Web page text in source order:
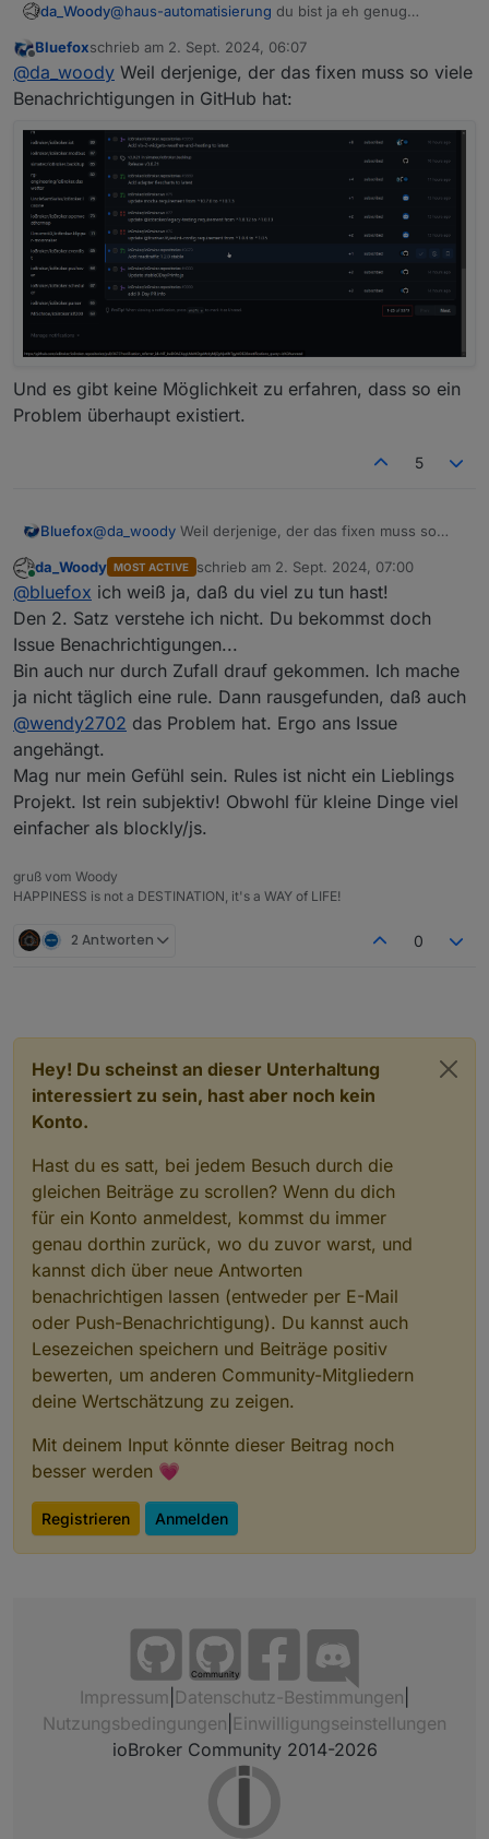
da_Woody@haus-automatisierung du bist ja eh genug
die frage ist halt, warum sich da nichts tut.
Offline
Bluefoxschrieb am 2. Sept. 2024, 06:07
zuletzt editiert von
@da_woody Weil derjenige, der das fixen muss so viele
Benachrichtigungen in GitHub hat:
Und es gibt keine Möglichkeit zu erfahren, dass so ein
Problem überhaupt existiert.
5
Bluefox@da_woody Weil derjenige, der das fixen muss so
Problem überhaupt existiert.
Online
da_Woody MOST ACTIVE schrieb am 2. Sept. 2024, 07:00
zuletzt editiert von
@bluefox ich weiß ja, daß du viel zu tun hast!
Den 2. Satz verstehe ich nicht. Du bekommst doch
Issue Benachrichtigungen...
Bin auch nur durch Zufall drauf gekommen. Ich mache
ja nicht täglich eine rule. Dann rausgefunden, daß auch
@wendy2702 das Problem hat. Ergo ans Issue
angehängt.
Mag nur mein Gefühl sein. Rules ist nicht ein Lieblings
Projekt. Ist rein subjektiv! Obwohl für kleine Dinge viel
einfacher als blockly/js.
gruß vom Woody
HAPPINESS is not a DESTINATION, it's a WAY of LIFE!
2 Antworten 0
Hey! Du scheinst an dieser Unterhaltung
interessiert zu sein, hast aber noch kein
Konto.
Hast du es satt, bei jedem Besuch durch die
gleichen Beiträge zu scrollen? Wenn du dich
für ein Konto anmeldest, kommst du immer
genau dorthin zurück, wo du zuvor warst, und
kannst dich über neue Antworten
benachrichtigen lassen (entweder per E-Mail
oder Push-Benachrichtigung). Du kannst auch
Lesezeichen speichern und Beiträge positiv
bewerten, um anderen Community-Mitgliedern
deine Wertschätzung zu zeigen.
Mit deinem Input könnte dieser Beitrag noch
besser werden 💗
Registrieren Anmelden
Community
Impressum Datenschutz-Bestimmungen
Nutzungsbedingungen Einwilligungseinstellungen
ioBroker Community 2014-2026